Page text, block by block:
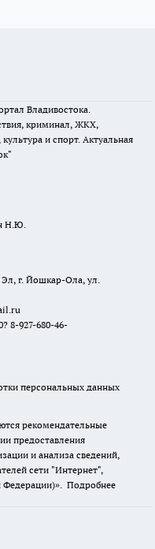
Владивостока.
криминал, ЖКХ,
и спорт. Актуальная
Н.Ю.
Эл, г. Йошкар-Ола, ул.
8-927-680-46-
персональных данных
рекомендательные
предоставления
и анализа сведений,
сети "Интернет",
Федерации)». Подробнее